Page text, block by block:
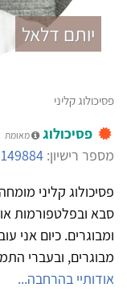
יותם דלאל
פסיכולוג קליני
פסיכולוג מאומת
מספר רישיון:
פסיכולוג קליני
ומבוגרים. כיום אני
מבוגרים, ובעברי
אודותיי בהרחבה...